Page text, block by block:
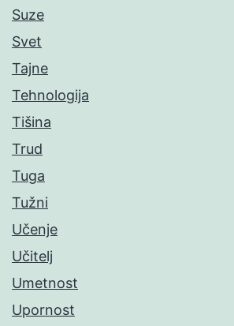
Suze
Svet
Tajne
Tehnologija
Tišina
Trud
Tuga
Tužni
Učenje
Učitelj
Umetnost
Upornost